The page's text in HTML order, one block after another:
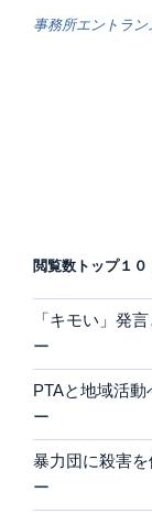
事務所エントラン
閲覧数トップ１０
「キモい」発
ー
PTAと地域活
ー
暴力団に殺害
ー